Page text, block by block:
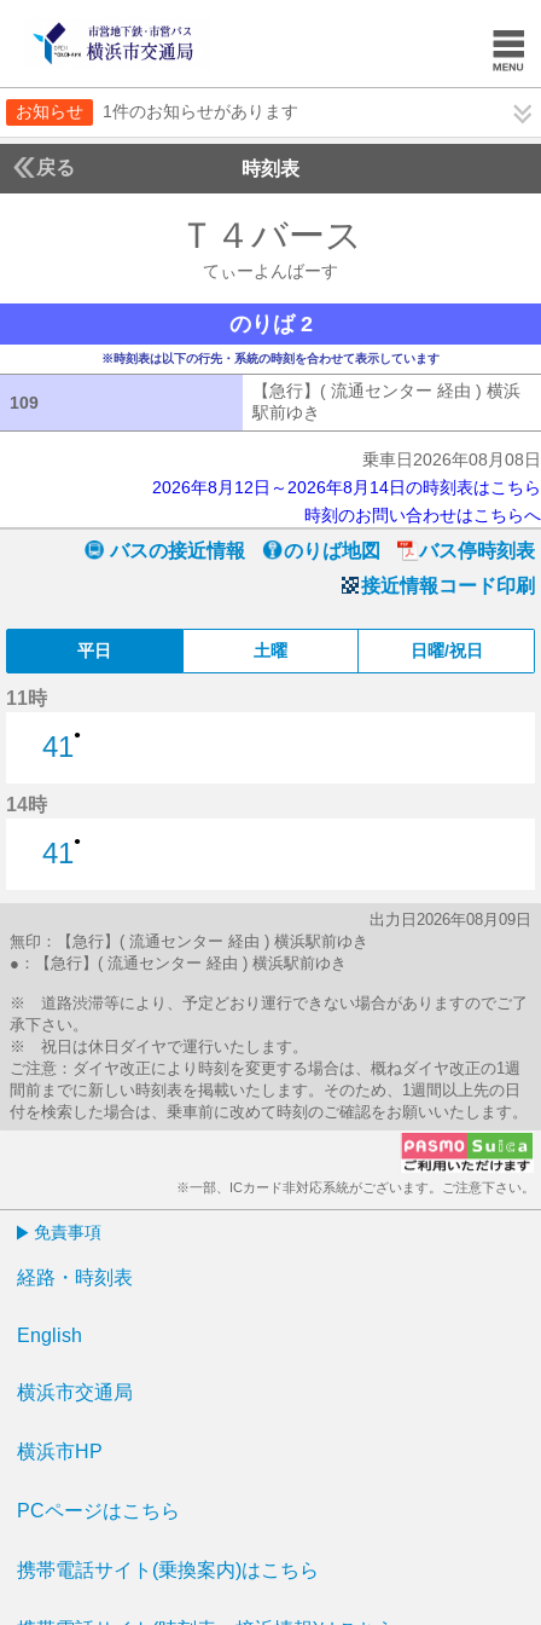
お知らせ 1件のお知らせがあります
戻る 時刻表
Ｔ４バース
てぃーよんばーす
のりば 2
※時刻表は以下の行先・系統の時刻を合わせて表示しています
109
【急行】( 流通センター 経由 ) 横浜
駅前ゆき
乗車日2026年08月08日
2026年8月12日～2026年8月14日の時刻表はこちら
時刻のお問い合わせはこちらへ
バスの接近情報 のりば地図
バス停時刻表
接近情報コード印刷
平日 土曜 日曜/祝日
11時
41●
14時
41●
出力日2026年08月09日
無印：【急行】( 流通センター 経由 ) 横浜駅前ゆき
●：【急行】( 流通センター 経由 ) 横浜駅前ゆき
※ 道路渋滞等により、予定どおり運行できない場合がありますのでご了
承下さい。
※ 祝日は休日ダイヤで運行いたします。
ご注意：ダイヤ改正により時刻を変更する場合は、概ねダイヤ改正の1週
間前までに新しい時刻表を掲載いたします。そのため、1週間以上先の日
付を検索した場合は、乗車前に改めて時刻のご確認をお願いいたします。
※一部、ICカード非対応系統がございます。ご注意下さい。
免責事項
経路・時刻表
English
横浜市交通局
横浜市HP
PCページはこちら
携帯電話サイト(乗換案内)はこちら